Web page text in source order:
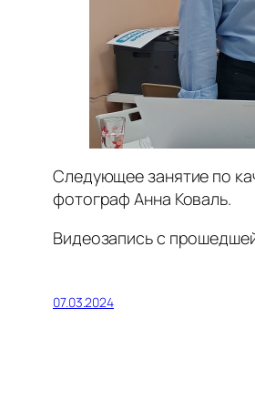
Следующее занятие по
фотограф Анна Коваль.
Видеозапись с
07.03.2024